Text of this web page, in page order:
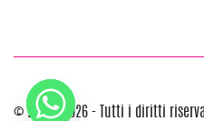
© 2012 - 2026 - Tutti i diritti